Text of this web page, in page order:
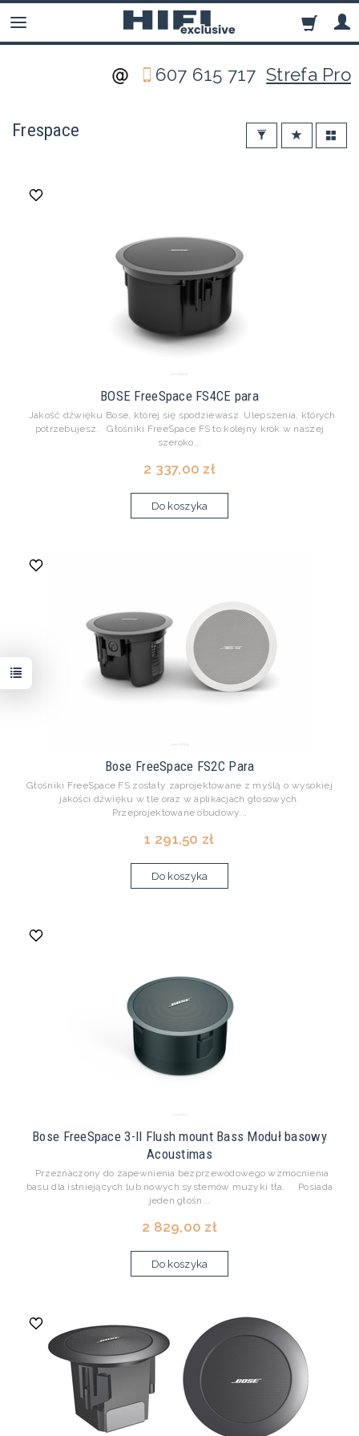
607 615 717Strefa Pro
Frespace
BOSE FreeSpace FS4CE para
Jakość dźwięku Bose, której się spodziewasz. Ulepszenia, których
potrzebujesz. Głośniki FreeSpace FS to kolejny krok w naszej
szeroko...
2 337,00 zł
Do koszyka
Bose FreeSpace FS2C Para
Głośniki FreeSpace FS zostały zaprojektowane z myślą o wysokiej
jakości dźwięku w tle oraz w aplikacjach głosowych.
Przeprojektowane obudowy...
1 291,50 zł
Do koszyka
Bose FreeSpace 3-II Flush mount Bass Moduł basowy
Acoustimas
Przeznaczony do zapewnienia bezprzewodowego wzmocnienia
basu dla istniejących lub nowych systemów muzyki tła. Posiada
jeden głośn...
2 829,00 zł
Do koszyka